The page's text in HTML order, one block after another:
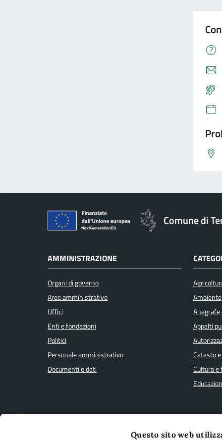
Questo sito web
Comune di
AMMINISTRAZIONE
Organi di governo
Aree amministrative
Uffici
Enti e fondazioni
Politici
Personale amministrativo
Documenti e dati
Ambiente
Appalti
Catasto
Cultura e